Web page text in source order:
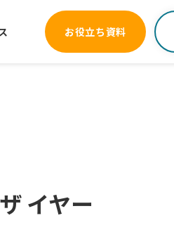
お役立ち資料
イヤー